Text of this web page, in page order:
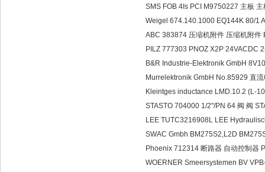
SMS FOB 4Is PCI M9750227 主板
Weigel 674.140.1000 EQ144K 80/1
ABC 383874 压缩机附件 压缩机附件
PILZ 777303 PNOZ X2P 24VACDC
B&R Industrie-Elektronik GmbH
Murrelektronik GmbH No.85929 直
Kleintges inductance LMD.10.2 (L-
STASTO 704000 1/2"/PN 64 阀 阀
LEE TUTC3216908L LEE
SWAC Gmbh BM275S2,L2D
Phoenix 712314 断路器 自动控制器
WOERNER Smeersystemen BV